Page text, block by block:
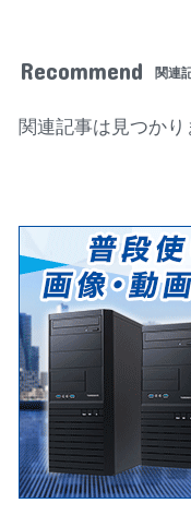
Recommend 関連
関連記事は見つかり